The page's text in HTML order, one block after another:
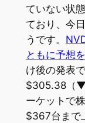
ていない状
ており、今
うです。
ともに予想
け後の発表
$305.38（
ーケットで
$367台まで